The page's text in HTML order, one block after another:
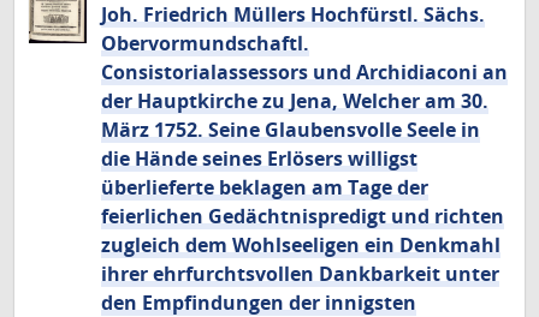
Joh. Friedrich Müllers Hochfürstl. Sächs.
Obervormundschaftl.
Consistorialassessors und Archidiaconi an
der Hauptkirche zu Jena, Welcher am 30.
März 1752. Seine Glaubensvolle Seele in
die Hände seines Erlösers willigst
überlieferte beklagen am Tage der
feierlichen Gedächtnispredigt und richten
zugleich dem Wohlseeligen ein Denkmahl
ihrer ehrfurchtsvollen Dankbarkeit unter
den Empfindungen der innigsten